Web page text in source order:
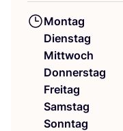
Montag
Dienstag
Mittwoch
Donnerstag
Freitag
Samstag
Sonntag